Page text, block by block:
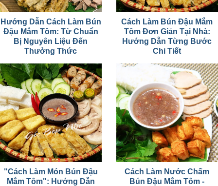
Hướng Dẫn Cách Làm Bún
Đậu Mắm Tôm: Từ Chuẩn
Bị Nguyên Liệu Đến
Thưởng Thức
Cách Làm Bún Đậu Mắm
Tôm Đơn Giản Tại Nhà:
Hướng Dẫn Từng Bước
Chi Tiết
"Cách Làm Món Bún Đậu
Mắm Tôm": Hướng Dẫn
Cách Làm Nước Chấm
Bún Đậu Mắm Tôm -